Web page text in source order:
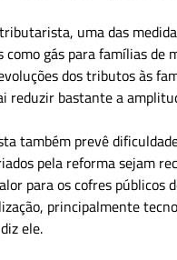
uma das
como gás para famílias de
dos tributos às
reduzir bastante a
também prevê
pela reforma sejam
para os cofres públicos
principalmente
ele.